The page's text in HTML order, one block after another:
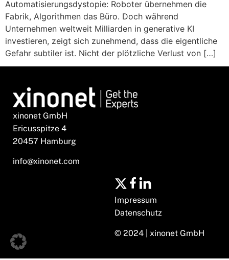
Automatisierungsdystopie: Roboter übernehmen die
Fabrik, Algorithmen das Büro. Doch während
Unternehmen weltweit Milliarden in generative KI
investieren, zeigt sich zunehmend, dass die eigentliche
Gefahr subtiler ist. Nicht der plötzliche Verlust von […]
xinonet GmbH
Ericusspitze 4
20457 Hamburg
info@xinonet.com
Impressum
Datenschutz
© 2024 | xinonet GmbH